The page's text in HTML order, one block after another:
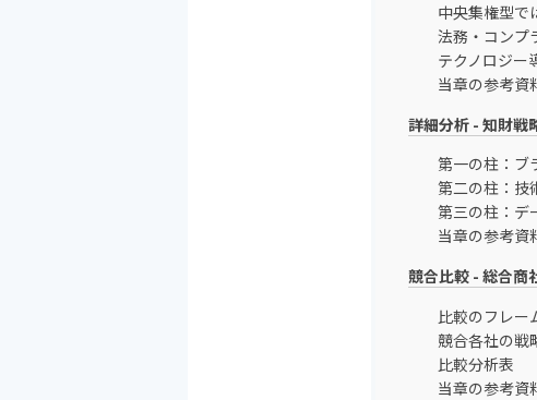
中央集権型で
法務・コンプ
テクノロジー
当章の参考資
詳細分析 - 知財戦
第一の柱：ブ
第二の柱：技
第三の柱：デ
当章の参考資
競合比較 - 総合商
比較のフレー
競合各社の戦
比較分析表
当章の参考資